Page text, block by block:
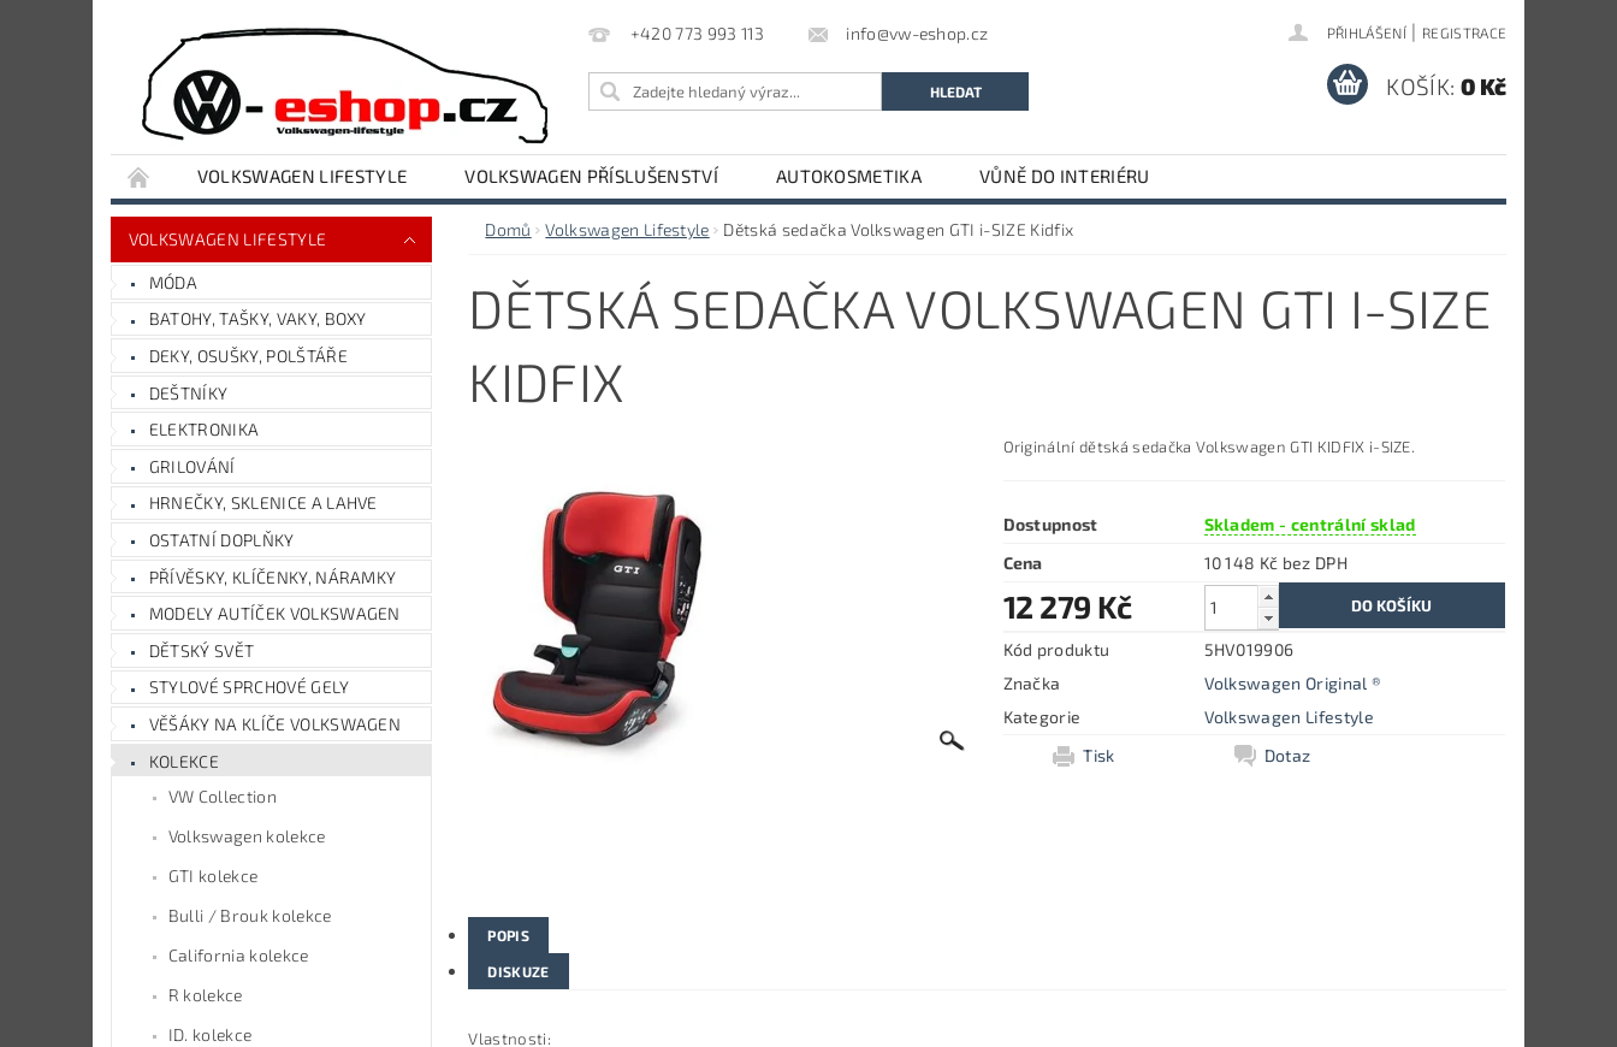
+420 773 993 113 info@vw-eshop.cz PŘIHLÁŠENÍ | REGISTRACE
KOŠÍK: 0 Kč
VOLKSWAGEN LIFESTYLE VOLKSWAGEN PŘÍSLUŠENSTVÍ AUTOKOSMETIKA
VŮNĚ DO INTERIÉRU
VYBAVENÍ DÍLNY A GARÁŽE
AUDI LIFESTYLE AUDI PŘÍSLUŠENSTVÍ
VOLKSWAGEN LIFESTYLE
MÓDA
BATOHY, TAŠKY, VAKY, BOXY
DEKY, OSUŠKY, POLŠTÁŘE
DEŠTNÍKY
ELEKTRONIKA
GRILOVÁNÍ
HRNEČKY, SKLENICE A LAHVE
OSTATNÍ DOPLŇKY
PŘÍVĚSKY, KLÍČENKY, NÁRAMKY
MODELY AUTÍČEK VOLKSWAGEN
DĚTSKÝ SVĚT
STYLOVÉ SPRCHOVÉ GELY
VĚŠÁKY NA KLÍČE VOLKSWAGEN
KOLEKCE
VW Collection
Volkswagen kolekce
GTI kolekce
Bulli / Brouk kolekce
California kolekce
R kolekce
ID. kolekce
Domů Volkswagen Lifestyle Dětská sedačka Volkswagen GTI i-SIZE Kidfix
DĚTSKÁ SEDAČKA VOLKSWAGEN GTI I-SIZE
KIDFIX
Originální dětská sedačka Volkswagen GTI KIDFIX i-SIZE.
Dostupnost
Skladem - centrální sklad
Cena
10 148 Kč bez DPH
12 279 Kč
Kód produktu
5HV019906
Značka
Volkswagen Original ®
Kategorie
Volkswagen Lifestyle
Tisk
Dotaz
POPIS
DISKUZE
Vlastnosti: